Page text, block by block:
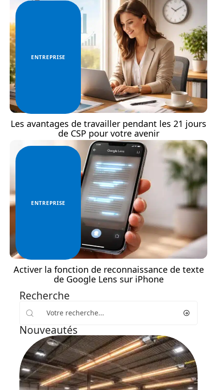
ENTREPRISE
Les avantages de travailler pendant les 21 jours
de CSP pour votre avenir
ENTREPRISE
Activer la fonction de reconnaissance de texte
de Google Lens sur iPhone
Recherche
Nouveautés